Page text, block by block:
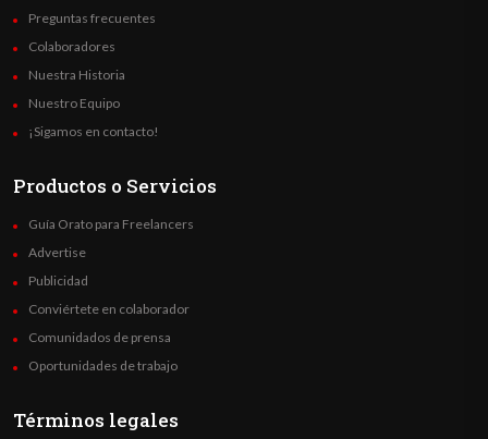
Preguntas frecuentes
Colaboradores
Nuestra Historia
Nuestro Equipo
¡Sigamos en contacto!
Productos o Servicios
Guía Orato para Freelancers
Advertise
Publicidad
Conviértete en colaborador
Comunidados de prensa
Oportunidades de trabajo
Términos legales